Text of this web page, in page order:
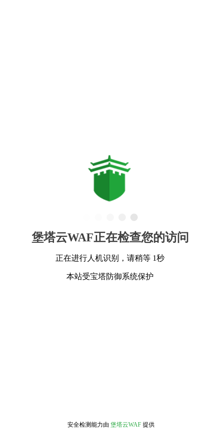
堡塔云WAF正在检查您的访问
正在进行人机识别，请稍等 1秒
本站受宝塔防御系统保护
安全检测能力由 堡塔云WAF 提供